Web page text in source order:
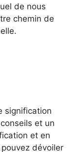
de nous
chemin de
signification
et un
et en
dévoiler